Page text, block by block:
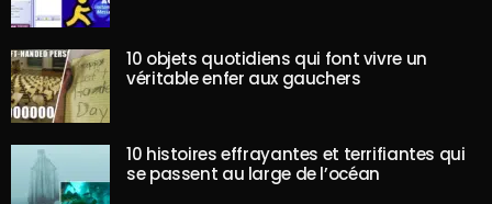
10 objets quotidiens qui font vivre un
véritable enfer aux gauchers
10 histoires effrayantes et terrifiantes qui
se passent au large de l’océan